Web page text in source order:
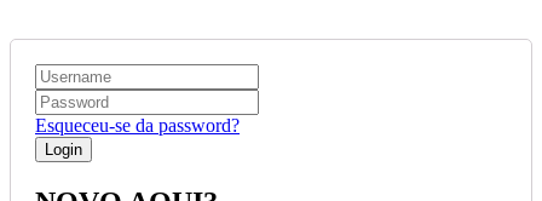
Esqueceu-se da password?